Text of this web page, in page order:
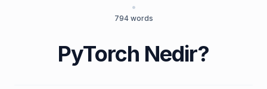
•
794words
PyTorch Nedir?